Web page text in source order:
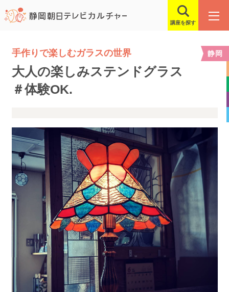
講座を探す
静岡
手作りで楽しむガラスの世界
大人の楽しみステンドグラス
＃体験OK.